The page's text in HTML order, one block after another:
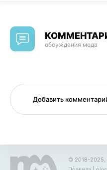
обсуждения мода
Добавить
© 2018-2025,